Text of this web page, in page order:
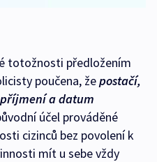
totožnosti předložením
poučena, žepostačí,
a datum
účel prováděné
cizinců bez povolení k
mít u sebe vždy